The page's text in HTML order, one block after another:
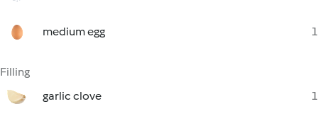
medium egg 1
Filling
garlic clove
1